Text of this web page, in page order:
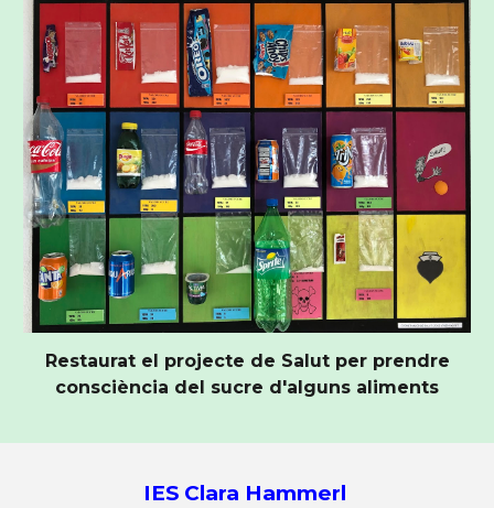
Restaurat el projecte de Salut per prendre
consciència del sucre d'alguns aliments
IES Clara Hammerl